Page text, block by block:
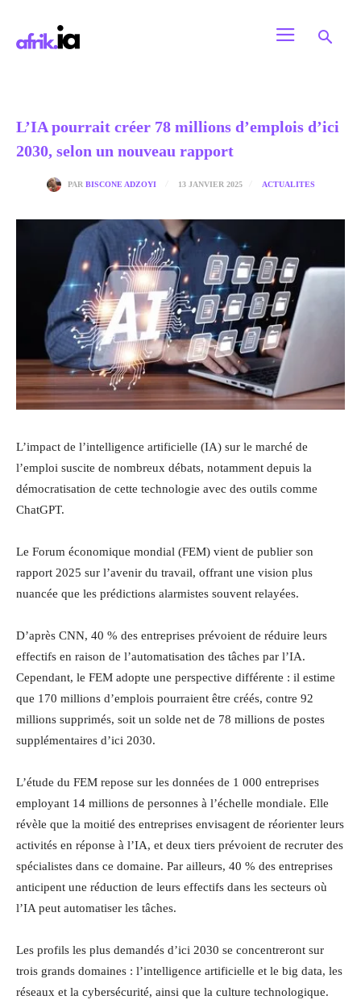
L’IA pourrait créer 78 millions d’emplois d’ici
2030, selon un nouveau rapport
PAR BISCONE ADZOYI 13 JANVIER 2025 ACTUALITES
L’impact de l’intelligence artificielle (IA) sur le marché de
l’emploi suscite de nombreux débats, notamment depuis la
démocratisation de cette technologie avec des outils comme
ChatGPT.
Le Forum économique mondial (FEM) vient de publier son
rapport 2025 sur l’avenir du travail, offrant une vision plus
nuancée que les prédictions alarmistes souvent relayées.
D’après CNN, 40 % des entreprises prévoient de réduire leurs
effectifs en raison de l’automatisation des tâches par l’IA.
Cependant, le FEM adopte une perspective différente : il estime
que 170 millions d’emplois pourraient être créés, contre 92
millions supprimés, soit un solde net de 78 millions de postes
supplémentaires d’ici 2030.
L’étude du FEM repose sur les données de 1 000 entreprises
employant 14 millions de personnes à l’échelle mondiale. Elle
révèle que la moitié des entreprises envisagent de réorienter leurs
activités en réponse à l’IA, et deux tiers prévoient de recruter des
spécialistes dans ce domaine. Par ailleurs, 40 % des entreprises
anticipent une réduction de leurs effectifs dans les secteurs où
l’IA peut automatiser les tâches.
Les profils les plus demandés d’ici 2030 se concentreront sur
trois grands domaines : l’intelligence artificielle et le big data, les
réseaux et la cybersécurité, ainsi que la culture technologique.